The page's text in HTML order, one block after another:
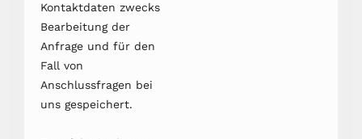
Kontaktdaten zwecks
Bearbeitung der
Anfrage und für den
Fall von
Anschlussfragen bei
uns gespeichert.